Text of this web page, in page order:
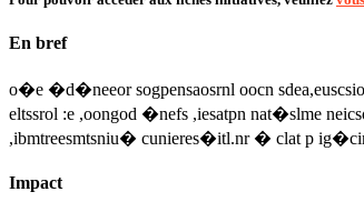
En bref
o�e �d�neeor sogpensaosrnl oocn
eltssrol :e ,oongod �nefs ,iesatpn nat�slme
,ibmtreesmtsniu� cunieres�itl.nr � clat p
Impact